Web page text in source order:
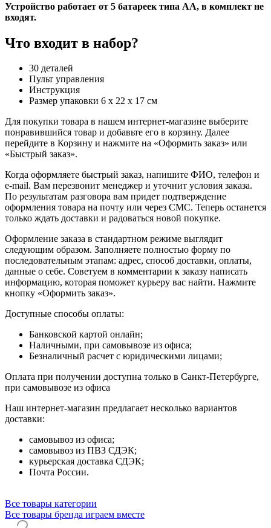
Устройство работает от 5 батареек типа АА, в комплект не
входят.
Что входит в набор?
30 деталей
Пульт управления
Инструкция
Размер упаковки 6 х 22 х 17 см
Для покупки товара в нашем интернет-магазине выберите
понравившийся товар и добавьте его в корзину. Далее
перейдите в Корзину и нажмите на «Оформить заказ» или
«Быстрый заказ».
Когда оформляете быстрый заказ, напишите ФИО, телефон и
e-mail. Вам перезвонит менеджер и уточнит условия заказа.
По результатам разговора вам придет подтверждение
оформления товара на почту или через СМС. Теперь останется
только ждать доставки и радоваться новой покупке.
Оформление заказа в стандартном режиме выглядит
следующим образом. Заполняете полностью форму по
последовательным этапам: адрес, способ доставки, оплаты,
данные о себе. Советуем в комментарии к заказу написать
информацию, которая поможет курьеру вас найти. Нажмите
кнопку «Оформить заказ».
Доступные способы оплаты:
Банковской картой онлайн;
Наличными, при самовывозе из офиса;
Безналичный расчет с юридическими лицами;
Оплата при получении доступна только в Санкт-Петербурге,
при самовывозе из офиса
Наш интернет-магазин предлагает несколько вариантов
доставки:
самовывоз из офиса;
самовывоз из ПВЗ СДЭК;
курьерская доставка СДЭК;
Почта России.
Все товары категории
Все товары бренда играем вместе